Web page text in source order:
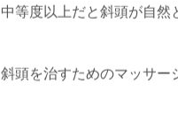
中等度以上だと斜頭が自然
斜頭を治すためのマッサー